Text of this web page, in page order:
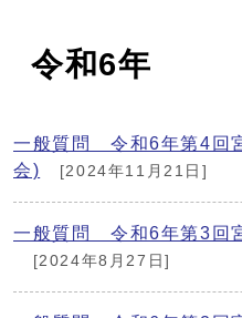
令和6年
一般質問 令和6年第4回
会)
[2024年11月21日]
一般質問 令和6年第3回
[2024年8月27日]